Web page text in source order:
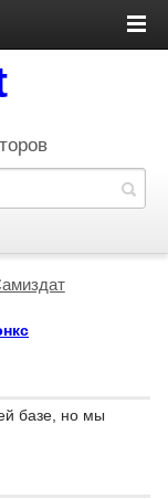
базе, но мы